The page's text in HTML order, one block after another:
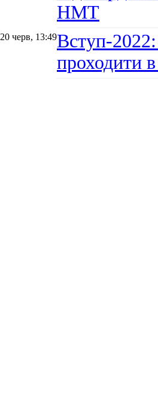
НМТ
20 черв, 13:49Вступ-
проходити в